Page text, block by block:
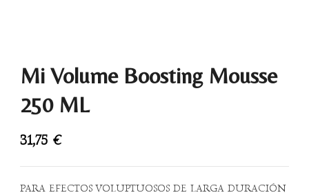
Mi Volume Boosting Mousse
250 ML
31,75 €
PARA EFECTOS VOLUPTUOSOS DE LARGA DURACIÓN